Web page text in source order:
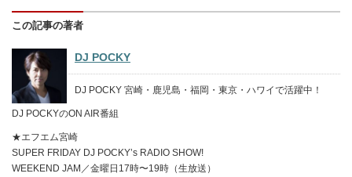
この記事の著者
DJ POCKY
DJ POCKY 宮崎・鹿児島・福岡・東京・ハワイで活躍中！
DJ POCKYのON AIR番組
★エフエム宮崎
SUPER FRIDAY DJ POCKY’s RADIO SHOW!
WEEKEND JAM／金曜日17時〜19時（生放送）